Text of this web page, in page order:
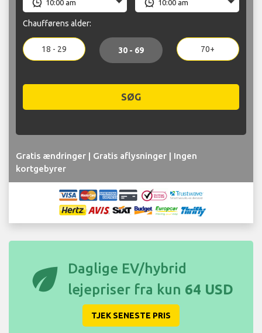
Chaufførens alder:
18 - 29 30 - 69 70+
SØG
Gratis ændringer | Gratis aflysninger | Ingen
kortgebyrer
eco
Daglige EV/hybrid
lejepriser fra kun 64 USD
TJEK SENESTE PRIS